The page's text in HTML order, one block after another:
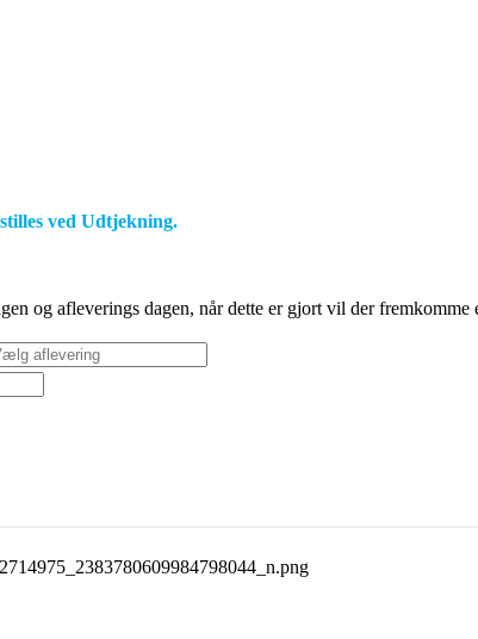
ved Udtjekning.
og afleverings dagen, når dette er gjort vil der